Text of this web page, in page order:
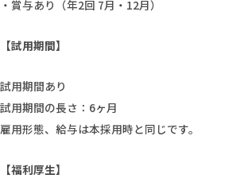
・賞与あり（年2回 7月・12月）
【試用期間】
試用期間あり
試用期間の長さ：6ヶ月
雇用形態、給与は本採用時と同じです。
【福利厚生】